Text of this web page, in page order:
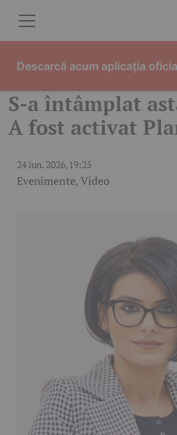
S-a întâmplat
A fost activat
24 iun. 2026, 19:25
Evenimente,Video
Descarcă acum aplicația